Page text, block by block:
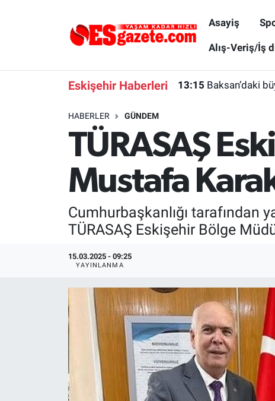
Asayiş
Alış-Veriş/İş
Eskişehir Haberleri 13:15 Baksan’daki
HABERLER GÜNDEM
TÜRASAŞ
Mustafa
Cumhurbaşkanlığı tarafından
TÜRASAŞ Eskişehir Bölge
15.03.2025 - 09:25
YAYINLANMA
Gündem
Alış-Veriş/İş dünyası
Eskişehirspor Arşivi
Eskişehir Arşivi
Ekonomi
Kültür Sanat
Politika
Eskişehir Nöbetçi Eczaneler
Süper Lig Puan Durumu ve Fikstür
Tüm Manşetler
Haber Arşivi